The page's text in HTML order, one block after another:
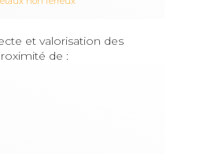
et valorisation des
de :